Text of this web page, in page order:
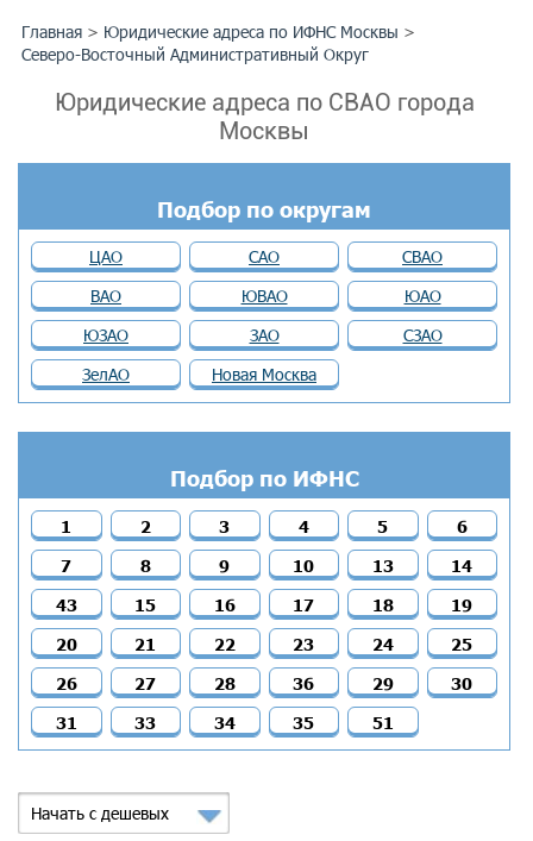
Главная > Юридические адреса по ИФНС Москвы >
Северо-Восточный Административный Округ
Юридические адреса по СВАО города
Москвы
Подбор по округам
ЦАО САО
СВАО
ВАО
ЮВАО
ЮАО
ЮЗАО
ЗАО
СЗАО
ЗелАО
Новая Москва
Подбор по ИФНС
1 2 3 4 5
6
7
8 9 10 13
14
43
15 16 17 18
19
20
21 22 23 24
25
26
27 28 36 29
30
31
33 34 35 51
Начать с дешевых